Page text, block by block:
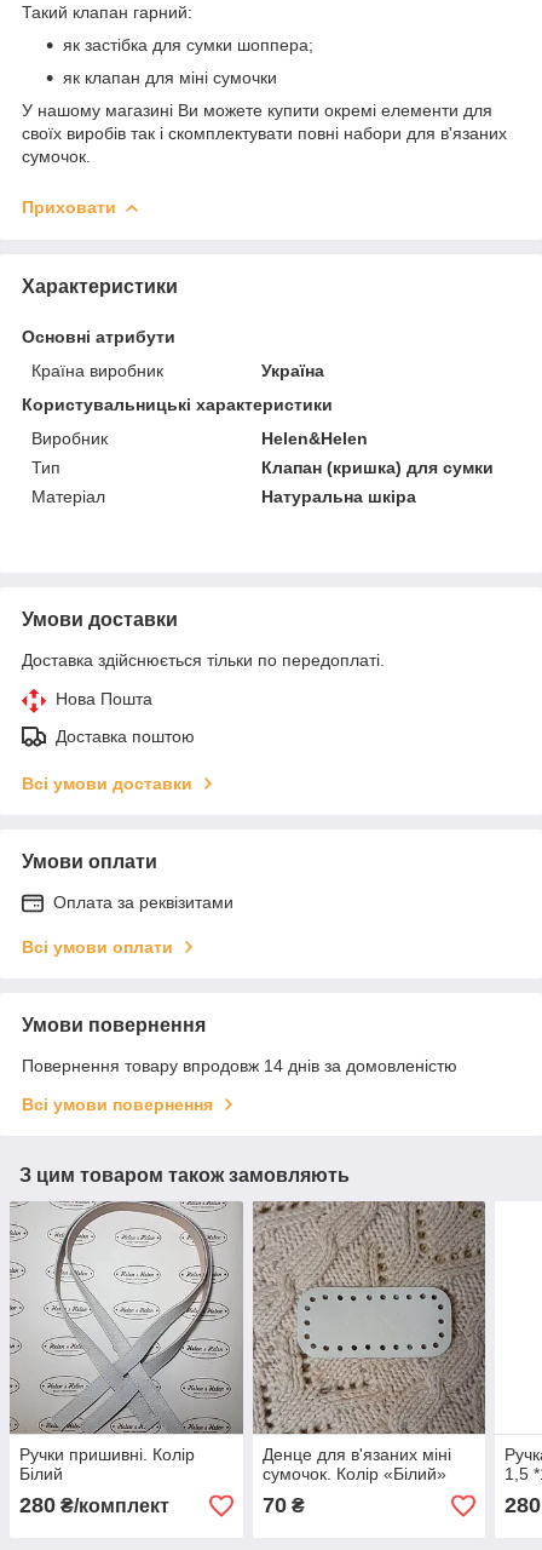
Такий клапан гарний:
як застібка для сумки шоппера;
як клапан для міні сумочки
У нашому магазині Ви можете купити окремі елементи для
своїх виробів так і скомплектувати повні набори для в'язаних
сумочок.
Приховати
Характеристики
Основні атрибути
Країна виробник
Україна
Користувальницькі характеристики
Виробник
Helen&Helen
Тип
Клапан (кришка) для сумки
Матеріал
Натуральна шкіра
Умови доставки
Доставка здійснюється тільки по передоплаті.
Нова Пошта
Доставка поштою
Всі умови доставки
Умови оплати
Оплата за реквізитами
Всі умови оплати
Умови повернення
Повернення товару впродовж 14 днів за домовленістю
Всі умови повернення
З цим товаром також замовляють
Ручки пришивні. Колір
Білий
280 ₴/комплект
Денце для в'язаних міні
сумочок. Колір «Білий»
70₴
1,5
280